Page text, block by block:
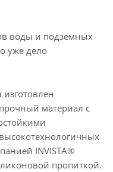
воды и подземных
уже дело
материал с
INVISTA®
пропиткой.